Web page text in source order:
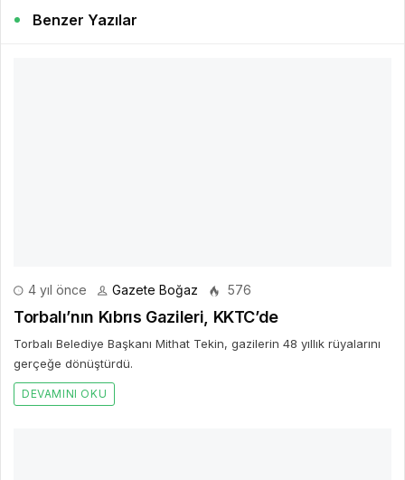
Benzer Yazılar
4 yıl önce Gazete Boğaz 576
Torbalı’nın Kıbrıs Gazileri, KKTC’de
Torbalı Belediye Başkanı Mithat Tekin, gazilerin 48 yıllık rüyalarını
gerçeğe dönüştürdü.
DEVAMINI OKU